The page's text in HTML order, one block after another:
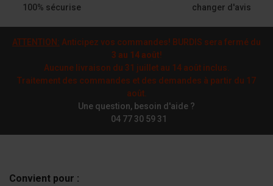
100% sécurise
changer d'avis
ATTENTION: Anticipez vos commandes! BURDIS sera fermé du
3 au 14 août!
Aucune livraison du 31 juillet au 14 août inclus.
Traitement des commandes et des demandes à partir du 17
août.
Une question, besoin d'aide ?
04 77 30 59 31
Convient pour :